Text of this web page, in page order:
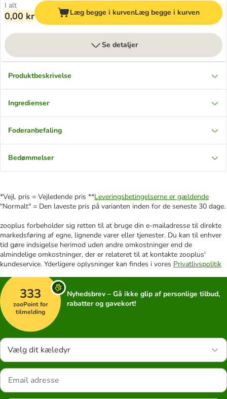
I alt
0,00 kr Læg begge i kurvenLæg begge i kurven
Se detaljer
Produktbeskrivelse
Ingredienser
Foderanbefaling
Bedømmelser
*Vejl. pris = Vejledende pris **Leveringsbetingelserne er gældende
"Normalt" = Den laveste pris på varianten inden for de seneste 30 dage.
zooplus forbeholder sig retten til at bruge din e-mailadresse til direkte
markedsføring af egne, lignende varer eller tjenester. Du kan til enhver
tid gøre indsigelse herimod uden andre omkostninger end de
almindelige omkostninger, der er relateret til at kontakte zooplus'
kundeservice. Yderligere oplysninger kan findes i vores Privatlivspolitik
333
zooPoint for
tilmelding
Nyhedsbrev – Gå ikke glip af personlige tilbud,
rabatter og gavekort!
Vælg dit kæledyr